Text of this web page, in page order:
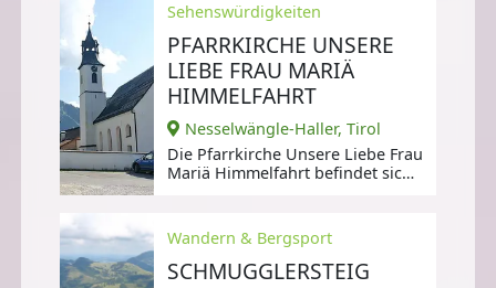
Sehenswürdigkeiten
PFARRKIRCHE UNSERE
LIEBE FRAU MARIÄ
HIMMELFAHRT
Nesselwängle-Haller, Tirol
Die Pfarrkirche Unsere Liebe Frau
Mariä Himmelfahrt befindet sich
Wandern & Bergsport
SCHMUGGLERSTEIG